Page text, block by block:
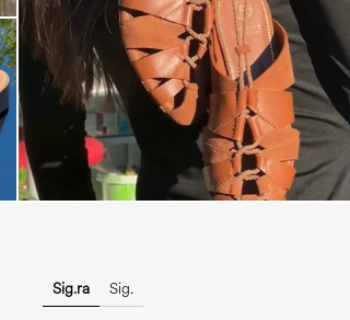
Elevate your desire for a last-minute escape
with th...
Sig.ra Sig.